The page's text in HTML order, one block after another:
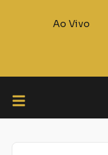
Ao Vivo